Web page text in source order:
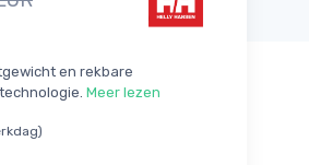
en rekbare
Meer lezen